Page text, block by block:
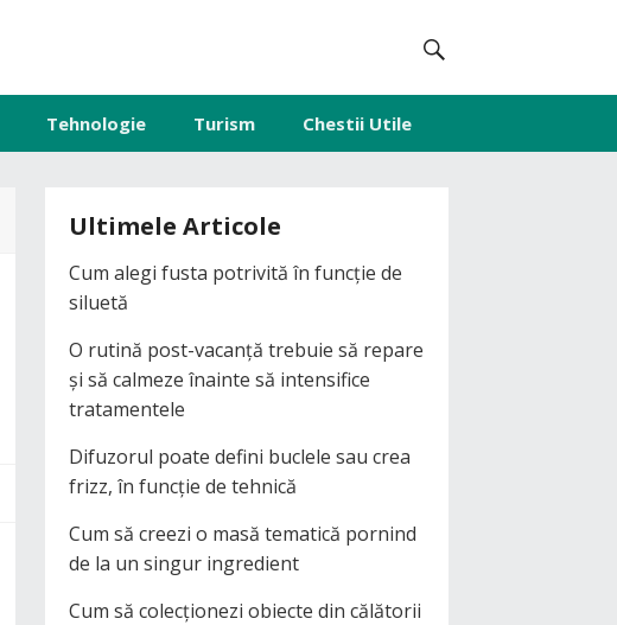
Tehnologie Turism Chestii Utile
Ultimele Articole
Cum alegi fusta potrivită în funcție de
siluetă
O rutină post-vacanță trebuie să repare
și să calmeze înainte să intensifice
tratamentele
Difuzorul poate defini buclele sau crea
frizz, în funcție de tehnică
Cum să creezi o masă tematică pornind
de la un singur ingredient
Cum să colecționezi obiecte din călătorii